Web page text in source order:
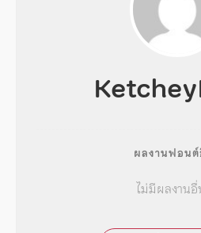
ผลงานฟอน
ไม่มีผลงาน